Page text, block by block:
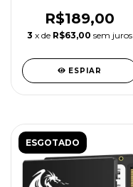
estado sólido"
R$189,00
3 x de R$63,00 sem juros
ESPIAR
ESGOTADO